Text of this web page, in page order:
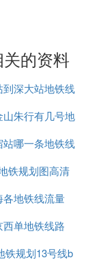
汉商务区站、
阳路站、徐家
湖工大站、板
街站、青龙山
和金山大道交
、张公子堤、
秦园路、友谊
止于野芷湖
的资料
到深大站地铁线
路图
山朱行有几号地
铁线
站哪一条地铁线
铁规划图高清
各地铁线流量
西单地铁线路
铁规划13号线b